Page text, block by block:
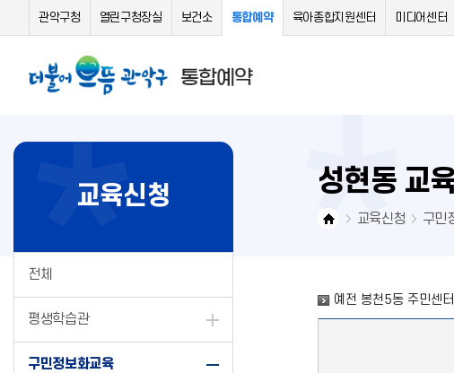
관악구청 열린구청장실 보건소 통합예약 육아종합지원센터 미디어센터
교육신청
전체
평생학습관
구민정보화교육
성현동 교
교육신청 구민
예전 봉천5동 주민센